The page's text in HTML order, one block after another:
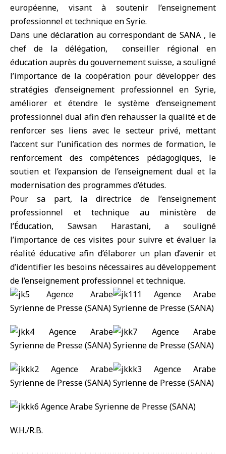
européenne, visant à soutenir l’enseignement
professionnel et technique en Syrie.
Dans une déclaration au correspondant de SANA , le
chef de la délégation, conseiller régional en
éducation auprès du gouvernement suisse, a souligné
l’importance de la coopération pour développer des
stratégies d’enseignement professionnel en Syrie,
améliorer et étendre le système d’enseignement
professionnel dual afin d’en rehausser la qualité et de
renforcer ses liens avec le secteur privé, mettant
l’accent sur l’unification des normes de formation, le
renforcement des compétences pédagogiques, le
soutien et l’expansion de l’enseignement dual et la
modernisation des programmes d’études.
Pour sa part, la directrice de l’enseignement
professionnel et technique au ministère de
l’Éducation, Sawsan Harastani, a souligné
l’importance de ces visites pour suivre et évaluer la
réalité éducative afin d’élaborer un plan d’avenir et
d’identifier les besoins nécessaires au développement
de l’enseignement professionnel et technique.
W.H./R.B.